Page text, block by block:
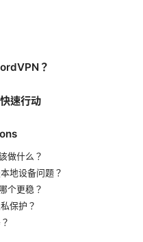
？
速行动
做什么？
地设备问题？
个更稳？
保护？